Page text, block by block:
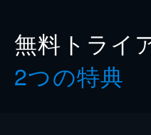
無料トライ
2つの特典